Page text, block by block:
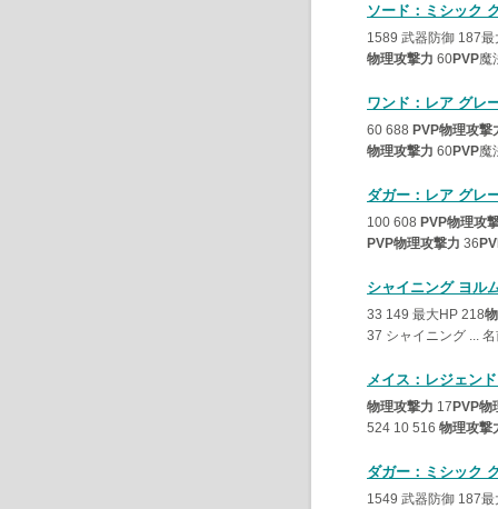
ソード：ミシック
1589 武器防御 187
物理攻撃力 60PVP魔
ワンド：レア グレ
60 688 PVP物理攻撃
物理攻撃力 60PVP魔
ダガー：レア グレ
100 608 PVP物理攻
PVP物理攻撃力 36
シャイニング ヨル
33 149 最大HP 218
37 シャイニング ... 名
メイス：レジェン
物理攻撃力 17 PVP物
524 10 516 物理攻撃
ダガー：ミシック
1549 武器防御 187